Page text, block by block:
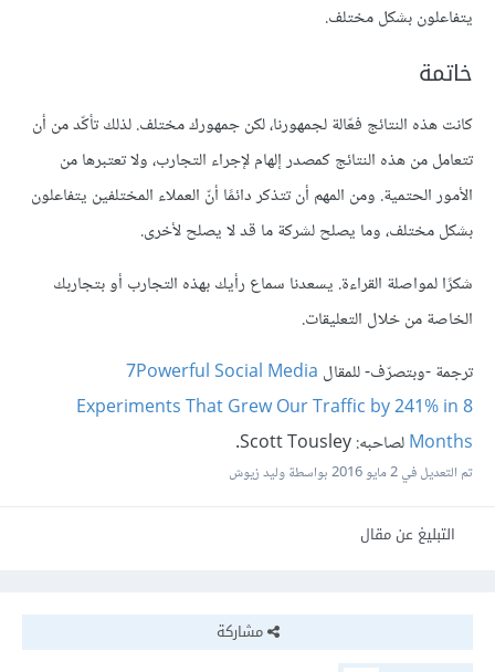
يتفاعلون بشكل مختلف.
خاتمة
كانت هذه النتائج فعّالة لجمهورنا، لكن جمهورك مختلف. لذلك تأكّد من أن
تتعامل من هذه النتائج كمصدر إلهام لإجراء التجارب، ولا تعتبرها من
الأمور الحتمية. ومن المهم أن تتذكر دائمًا أنّ العملاء المختلفين يتفاعلون
بشكل مختلف، وما يصلح لشركة ما قد لا يصلح لأخرى.
شكرًا لمواصلة القراءة. يسعدنا سماع رأيك بهذه التجارب أو بتجاربك
الخاصة من خلال التعليقات.
ترجمة -وبتصرّف- للمقال 7Powerful Social Media
Experiments That Grew Our Traffic by 241% in 8
Monthsلصاحبه: Scott Tousley.
تم التعديل في2 مايو 2016 بواسطة وليد زيوش
التبليغ عن مقال
مشاركة